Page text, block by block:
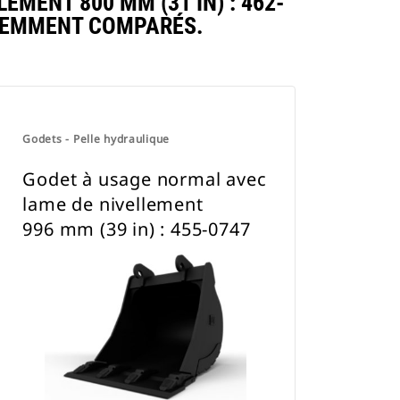
COMPARÉS.
Godets - Pelle hydraulique
Godet à usage normal avec
lame de nivellement
996 mm (39 in) : 455-0747